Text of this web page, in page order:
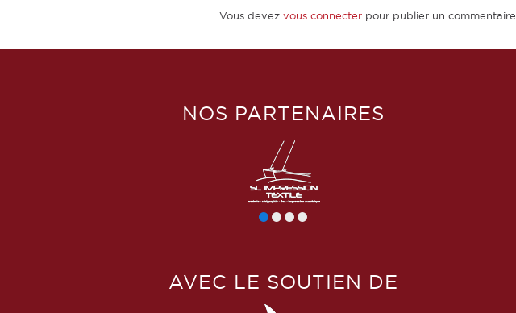
Vous devez vous connecter pour publier un commentaire.
NOS PARTENAIRES
AVEC LE SOUTIEN DE